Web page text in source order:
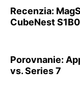
Recenzia:
CubeNest S1B0
Porovnanie:
vs. Series 7